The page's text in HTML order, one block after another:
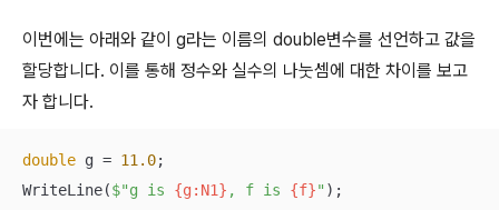
이번에는 아래와 같이 g라는 이름의 double변수를 선언하고 값을
할당합니다. 이를 통해 정수와 실수의 나눗셈에 대한 차이를 보고
자 합니다.
double g = 11.0;
WriteLine($"g is {g:N1} , f is {f}" );